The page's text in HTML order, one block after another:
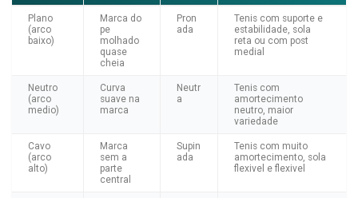
Plano
(arco
baixo)
Marca do
pe
molhado
quase
cheia
Pron
ada
Tenis com suporte e
estabilidade, sola
reta ou com post
medial
Neutro
(arco
medio)
Curva
suave na
marca
Neutr
a
Tenis com
amortecimento
neutro, maior
variedade
Cavo
(arco
alto)
Marca
sem a
parte
central
Supin
ada
Tenis com muito
amortecimento, sola
flexivel e flexivel